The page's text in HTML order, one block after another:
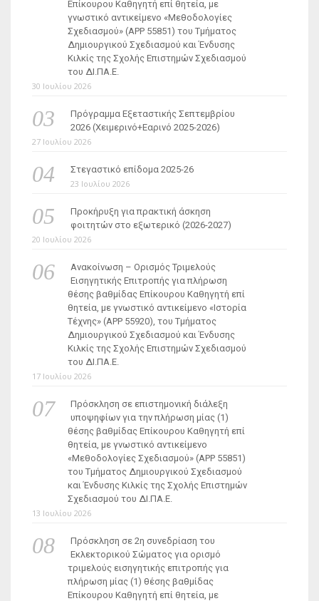
Επίκουρου Καθηγητή επί θητεία, με
γνωστικό αντικείμενο «Μεθοδολογίες
Σχεδιασμού» (ΑΡΡ 55851) του Τμήματος
Δημιουργικού Σχεδιασμού και Ένδυσης
Κιλκίς της Σχολής Επιστημών Σχεδιασμού
του ΔΙ.ΠΑ.Ε.
30 Ιουλίου 2026
Πρόγραμμα Εξεταστικής Σεπτεμβρίου
2026 (Χειμερινό+Εαρινό 2025-2026)
27 Ιουλίου 2026
Στεγαστικό επίδομα 2025-26
23 Ιουλίου 2026
Προκήρυξη για πρακτική άσκηση
φοιτητών στο εξωτερικό (2026-2027)
20 Ιουλίου 2026
Ανακοίνωση – Ορισμός Τριμελούς
Εισηγητικής Επιτροπής για πλήρωση
θέσης βαθμίδας Επίκουρου Καθηγητή επί
θητεία, με γνωστικό αντικείμενο «Ιστορία
Τέχνης» (ΑΡΡ 55920), του Τμήματος
Δημιουργικού Σχεδιασμού και Ένδυσης
Κιλκίς της Σχολής Επιστημών Σχεδιασμού
του ΔΙ.ΠΑ.Ε.
17 Ιουλίου 2026
Πρόσκληση σε επιστημονική διάλεξη
υποψηφίων για την πλήρωση μίας (1)
θέσης βαθμίδας Επίκουρου Καθηγητή επί
θητεία, με γνωστικό αντικείμενο
«Μεθοδολογίες Σχεδιασμού» (ΑΡΡ 55851)
του Τμήματος Δημιουργικού Σχεδιασμού
και Ένδυσης Κιλκίς της Σχολής Επιστημών
Σχεδιασμού του ΔΙ.ΠΑ.Ε.
13 Ιουλίου 2026
Πρόσκληση σε 2η συνεδρίαση του
Εκλεκτορικού Σώματος για ορισμό
τριμελούς εισηγητικής επιτροπής για
πλήρωση μίας (1) θέσης βαθμίδας
Επίκουρου Καθηγητή επί θητεία, με